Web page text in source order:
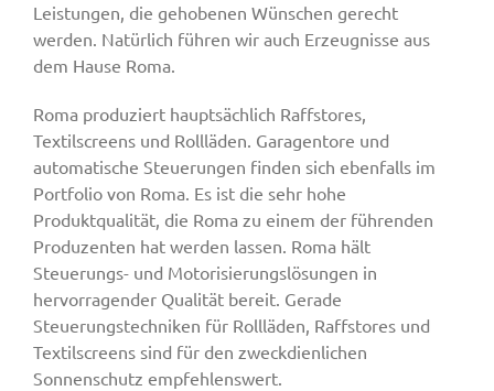
Leistungen, die gehobenen Wünschen gerecht
werden. Natürlich führen wir auch Erzeugnisse aus
dem Hause Roma.
Roma produziert hauptsächlich Raffstores,
Textilscreens und Rollläden. Garagentore und
automatische Steuerungen finden sich ebenfalls im
Portfolio von Roma. Es ist die sehr hohe
Produktqualität, die Roma zu einem der führenden
Produzenten hat werden lassen. Roma hält
Steuerungs- und Motorisierungslösungen in
hervorragender Qualität bereit. Gerade
Steuerungstechniken für Rollläden, Raffstores und
Textilscreens sind für den zweckdienlichen
Sonnenschutz empfehlenswert.